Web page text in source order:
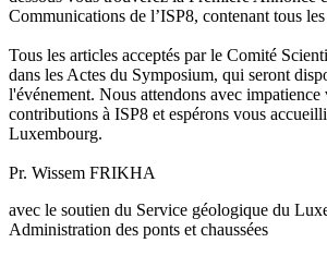
Communications de l’ISP8, contenant tous les
Tous les articles acceptés par le Comité
dans les Actes du Symposium, qui seront
l'événement. Nous attendons avec impatience
contributions à ISP8 et espérons vous
Luxembourg.
Pr. Wissem FRIKHA
avec le soutien du Service géologique du
Administration des ponts et chaussées